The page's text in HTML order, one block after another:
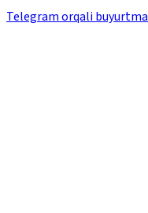
Telegram orqali buyurtma